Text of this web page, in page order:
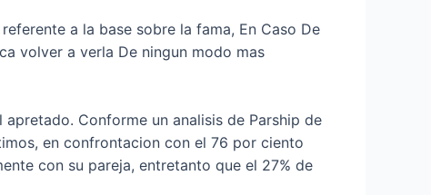
a la base sobre la fama, En Caso De
volver a verla De ningun modo mas
Conforme un analisis de Parship de
en confrontacion con el 76 por ciento
con su pareja, entretanto que el 27% de